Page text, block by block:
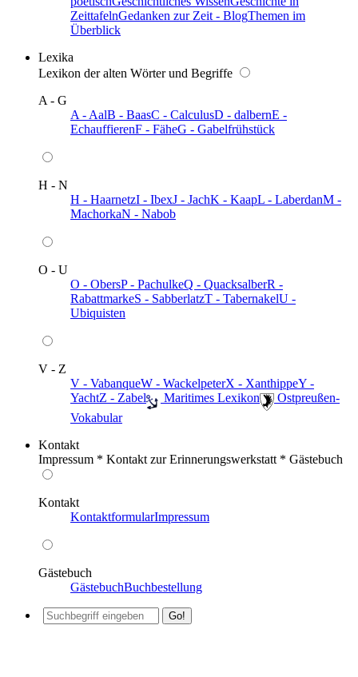
ZeittafelnGedanken zur Zeit - BlogThemen im
Überblick
Lexika
Lexikon der alten Wörter und Begriffe
A - G
A - AalB - BaasC - CalculusD - dalbernE -
EchauffierenF - FäheG - Gabelfrühstück
H - N
H - HaarnetzI - IbexJ - JachK - KaapL - LaberdanM -
MachorkaN - Nabob
O - U
O - ObersP - PachulkeQ - QuacksalberR -
RabattmarkeS - SabberlatzT - TabernakelU -
Ubiquisten
V - Z
V - VabanqueW - WackelpeterX - XanthippeY -
YachtZ - Zabel ️ Maritimes Lexikon
️ Ostpreußen-
Vokabular
Kontakt
Impressum * Kontakt zur Erinnerungswerkstatt * Gästebuch
Kontakt
KontaktformularImpressum
Gästebuch
GästebuchBuchbestellung